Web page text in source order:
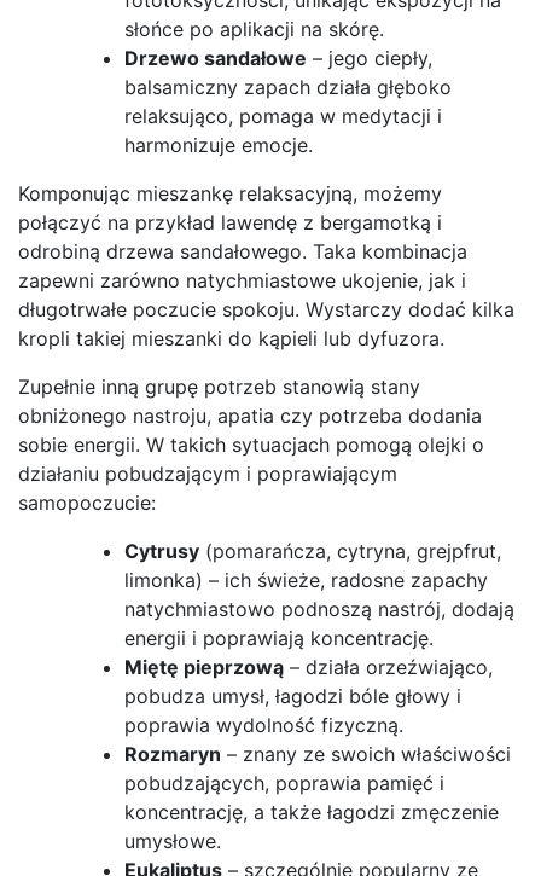
słońce po aplikacji na skórę.
Drzewo sandałowe – jego ciepły,
balsamiczny zapach działa głęboko
relaksująco, pomaga w medytacji i
harmonizuje emocje.
Komponując mieszankę relaksacyjną, możemy
połączyć na przykład lawendę z bergamotką i
odrobiną drzewa sandałowego. Taka kombinacja
zapewni zarówno natychmiastowe ukojenie, jak i
długotrwałe poczucie spokoju. Wystarczy dodać kilka
kropli takiej mieszanki do kąpieli lub dyfuzora.
Zupełnie inną grupę potrzeb stanowią stany
obniżonego nastroju, apatia czy potrzeba dodania
sobie energii. W takich sytuacjach pomogą olejki o
działaniu pobudzającym i poprawiającym
samopoczucie:
Cytrusy (pomarańcza, cytryna, grejpfrut,
limonka) – ich świeże, radosne zapachy
natychmiastowo podnoszą nastrój, dodają
energii i poprawiają koncentrację.
Miętę pieprzową – działa orzeźwiająco,
pobudza umysł, łagodzi bóle głowy i
poprawia wydolność fizyczną.
Rozmaryn – znany ze swoich właściwości
pobudzających, poprawia pamięć i
koncentrację, a także łagodzi zmęczenie
umysłowe.
Eukaliptus – szczególnie popularny ze